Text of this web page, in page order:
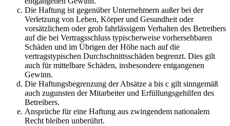
Die Haftung ist gegenüber Unternehmern außer bei der
Verletzung von Leben, Körper und Gesundheit oder
vorsätzlichem oder grob fahrlässigem Verhalten des Betreibers
auf die bei Vertragsschluss typischerweise vorhersehbaren
Schäden und im Übrigen der Höhe nach auf die
vertragstypischen Durchschnittsschäden begrenzt. Dies gilt
auch für mittelbare Schäden, insbesondere entgangenen
Gewinn.
Die Haftungsbegrenzung der Absätze a bis c gilt sinngemäß
auch zugunsten der Mitarbeiter und Erfüllungsgehilfen des
Betreibers.
Ansprüche für eine Haftung aus zwingendem nationalem
Recht bleiben unberührt.